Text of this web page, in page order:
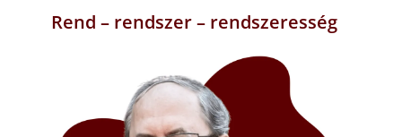
Rend – rendszer – rendszeresség